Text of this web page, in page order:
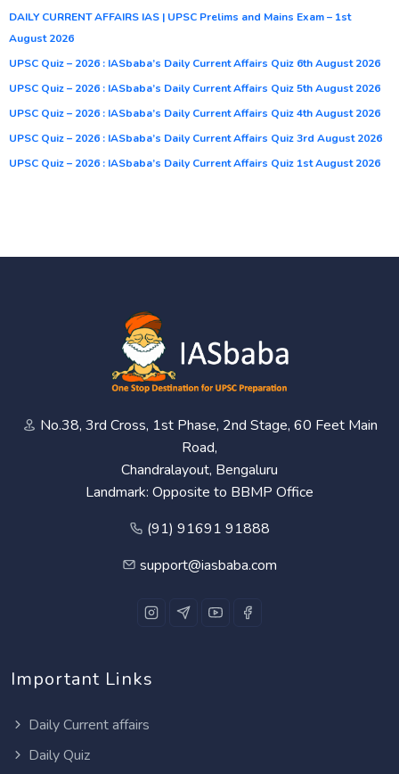
DAILY CURRENT AFFAIRS IAS | UPSC Prelims and Mains Exam – 1st
August 2026
UPSC Quiz – 2026 : IASbaba’s Daily Current Affairs Quiz 6th August 2026
UPSC Quiz – 2026 : IASbaba’s Daily Current Affairs Quiz 5th August 2026
UPSC Quiz – 2026 : IASbaba’s Daily Current Affairs Quiz 4th August 2026
UPSC Quiz – 2026 : IASbaba’s Daily Current Affairs Quiz 3rd August 2026
UPSC Quiz – 2026 : IASbaba’s Daily Current Affairs Quiz 1st August 2026
No.38, 3rd Cross, 1st Phase, 2nd Stage, 60 Feet Main
Road,
Chandralayout, Bengaluru
Landmark: Opposite to BBMP Office
(91) 91691 91888
support@iasbaba.com
Important Links
Daily Current affairs
Daily Quiz